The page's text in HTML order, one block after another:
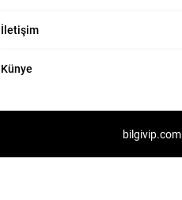
İletişim
Künye
bilgivip.com